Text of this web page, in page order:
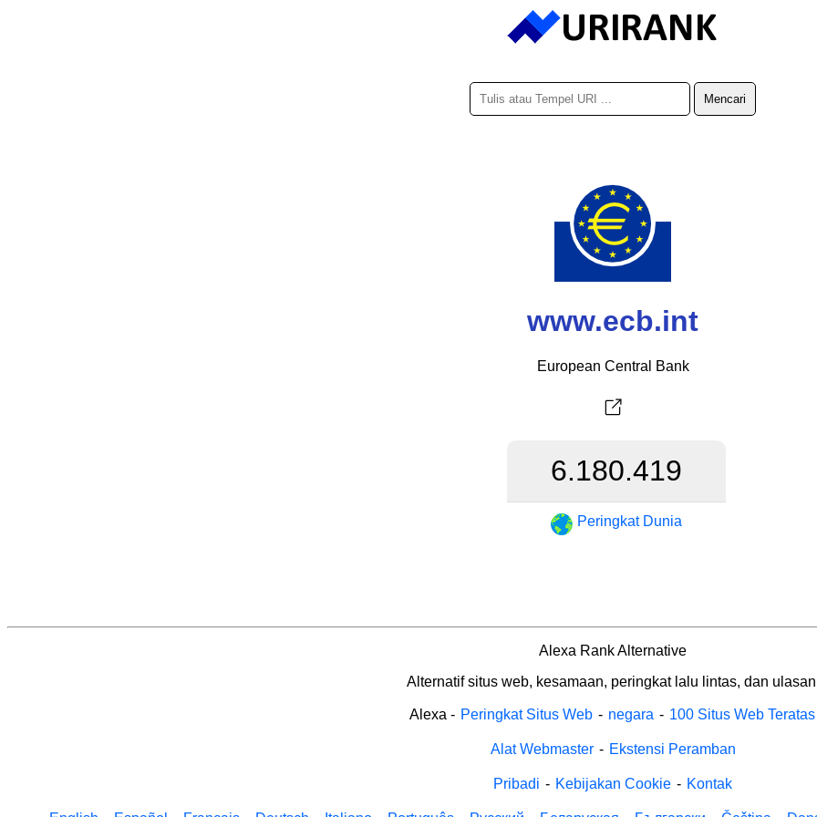
www.ecb.int
European Central Bank
6.180.419
Peringkat Dunia
Alexa Rank Alternative
Alternatif situs web, kesamaan, peringkat lalu lintas, dan
Alexa - Peringkat Situs Web - negara - 100 Situs Web Teratas
Alat Webmaster - Ekstensi Peramban
Pribadi - Kebijakan Cookie - Kontak